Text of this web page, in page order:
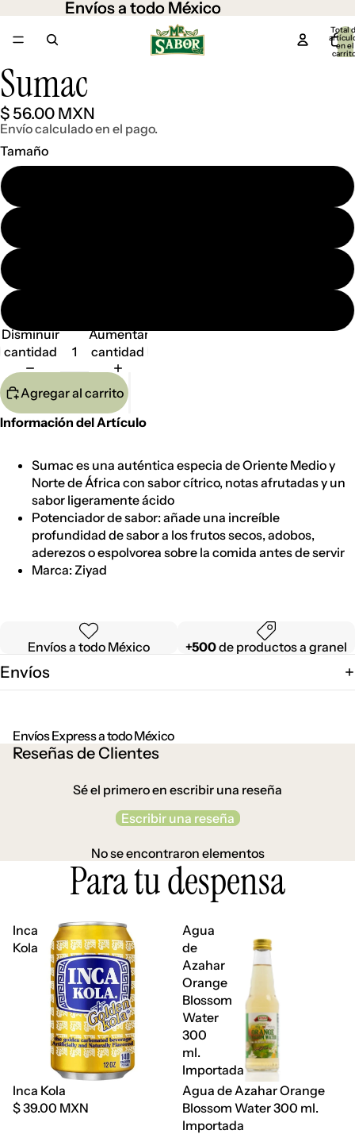
Envíos a todo México
Envíos a todo México
Total
en el
Abrir
imagen
a
pantalla
completa
Sumac
$ 56.00 MXN
Envío calculado en el pago.
Tamaño
Disminuir
cantidad
Aumentar
cantidad
Agregar al carrito
Información del Artículo
Sumac es una auténtica especia de Oriente Medio y
Norte de África con sabor cítrico, notas afrutadas y un
sabor ligeramente ácido
Potenciador de sabor: añade una increíble
profundidad de sabor a los frutos secos, adobos,
aderezos o espolvorea sobre la comida antes de servir
Marca: Ziyad
Envíos a todo México +500de productos a granel
Envíos
Envíos Express a todo México
Reseñas de Clientes
Sé el primero en escribir una reseña
Escribir una reseña
No se encontraron elementos
Para tu despensa
Inca
Kola
Agotado
Inca Kola
$ 39.00 MXN
Agua
de
Azahar
Orange
Blossom
Water
300
ml.
Importada
Agua de Azahar Orange
Blossom Water 300 ml.
Importada